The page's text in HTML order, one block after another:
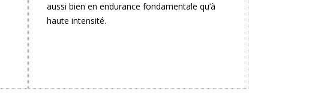
aussi bien en endurance fondamentale qu’à
haute intensité.